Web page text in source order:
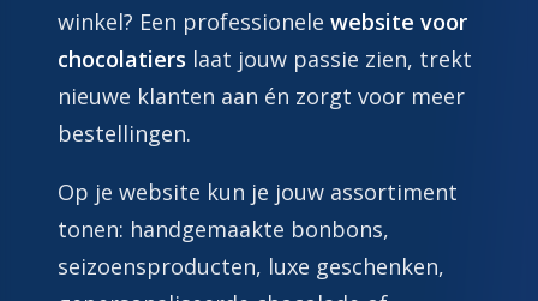
winkel? Een professionele website voor
chocolatiers laat jouw passie zien, trekt
nieuwe klanten aan én zorgt voor meer
bestellingen.
Op je website kun je jouw assortiment
tonen: handgemaakte bonbons,
seizoensproducten, luxe geschenken,